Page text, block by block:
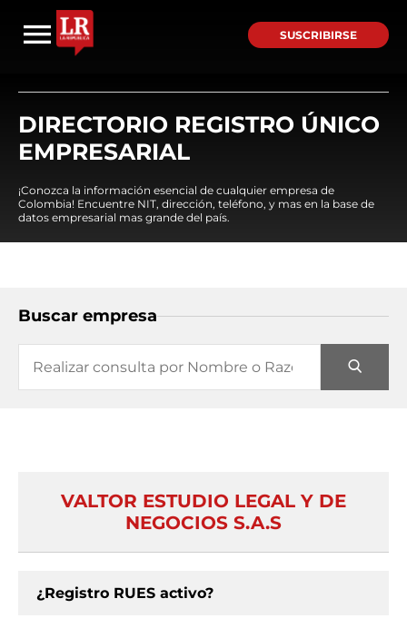
SUSCRIBIRSE
DIRECTORIO REGISTRO ÚNICO
EMPRESARIAL
¡Conozca la información esencial de cualquier empresa de
Colombia! Encuentre NIT, dirección, teléfono, y mas en la base de
datos empresarial mas grande del país.
Buscar empresa
VALTOR ESTUDIO LEGAL Y DE
NEGOCIOS S.A.S
¿Registro RUES activo?